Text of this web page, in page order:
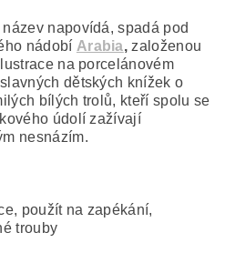
napovídá, spadá pod
nádobí Arabia, založenou
na porcelánovém
dětských knížek o
bílých trolů, kteří spolu se
údolí zažívají
nesnázím.
použít na zapékání,
trouby